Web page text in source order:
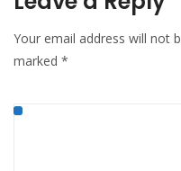
Your email address will not
marked *